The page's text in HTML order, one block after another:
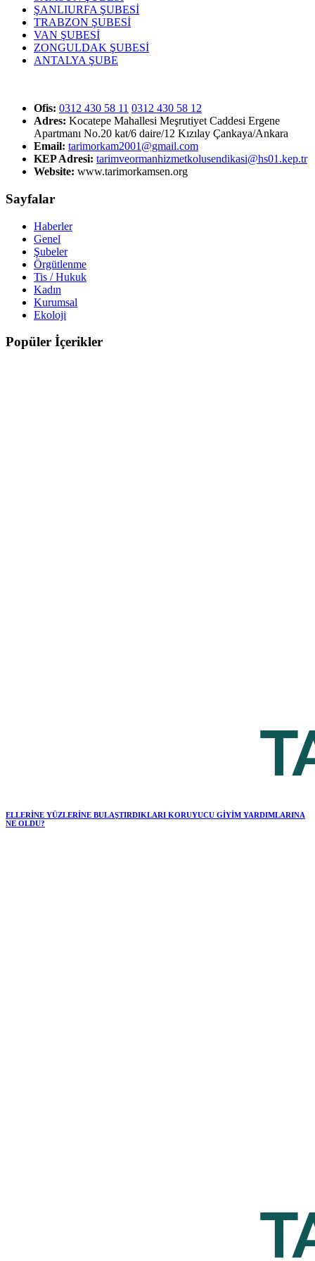
ŞANLIURFA ŞUBESİ
TRABZON ŞUBESİ
VAN ŞUBESİ
ZONGULDAK ŞUBESİ
ANTALYA ŞUBE
Ofis: 0312 430 58 11 0312 430 58 12
Adres: Kocatepe Mahallesi Meşrutiyet Caddesi Ergene
Apartmanı No.20 kat/6 daire/12 Kızılay Çankaya/Ankara
Email: tarimorkam2001@gmail.com
KEP Adresi: tarimveormanhizmetkolusendikasi@hs01.kep.tr
Website: www.tarimorkamsen.org
Sayfalar
Haberler
Genel
Şubeler
Örgütlenme
Tis / Hukuk
Kadın
Kurumsal
Ekoloji
Popüler İçerikler
ELLERİNE YÜZLERİNE BULAŞTIRDIKLARI KORUYUCU GİYİM YARDIMLARINA
NE OLDU?